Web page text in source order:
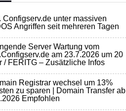
Configserv.de unter massiven
Angriffen seit mehreren Tagen
Server Wartung vom
am 23.7.2026 um 20
/ FERITG – Zusätzliche Infos
Registrar wechsel um 13%
zu sparen | Domain Transfer ab
Empfohlen